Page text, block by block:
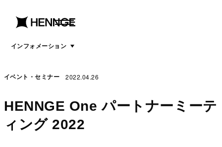
menu
open
インフォメーションmenu
イベント・セミナー 2022.04.26
HENNGE One パートナーミーテ
ィング 2022